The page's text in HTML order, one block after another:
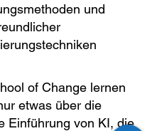
und
of Change lernen
etwas über die
Einführung von KI, die